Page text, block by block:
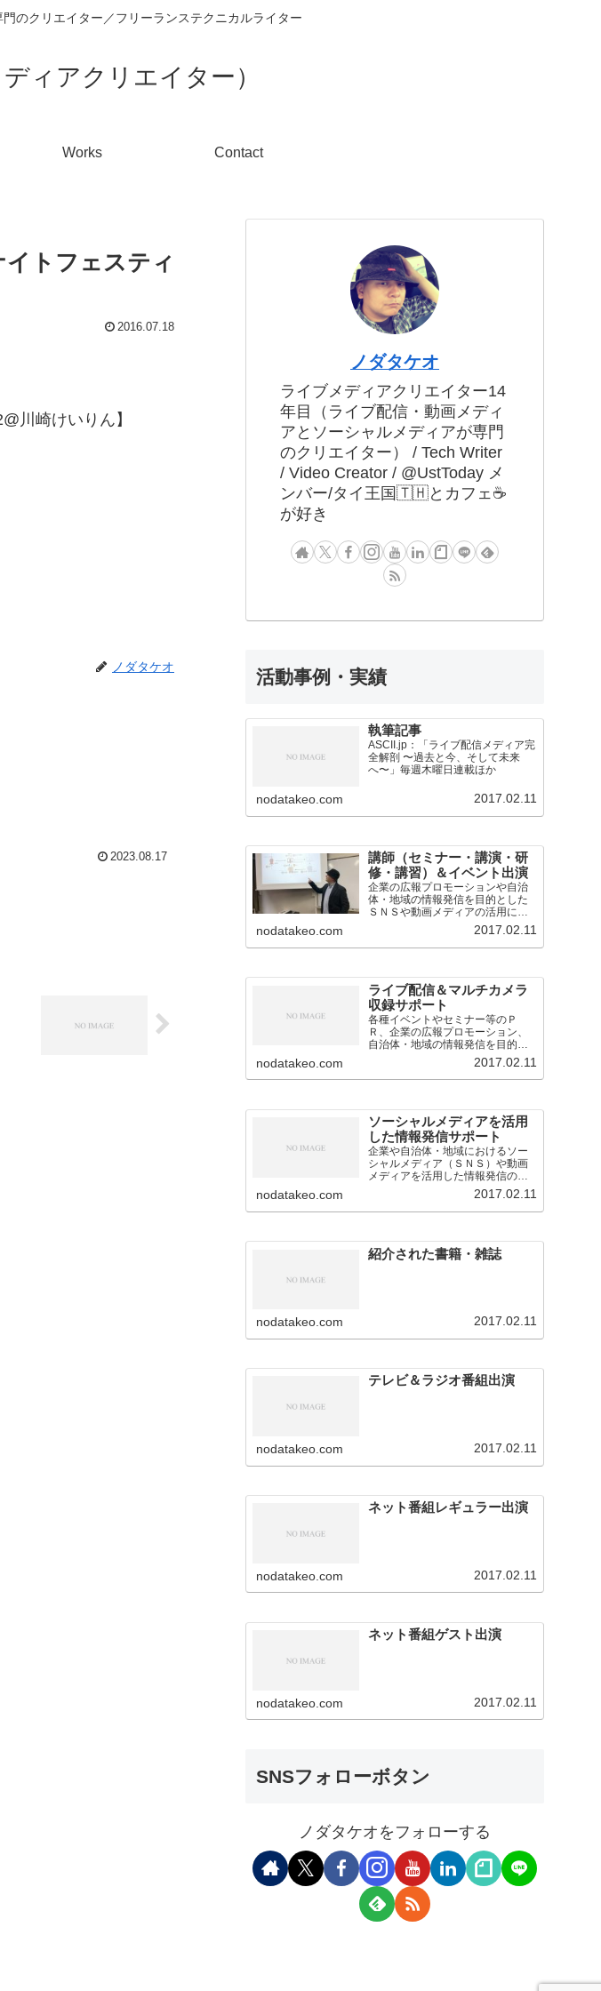
のクリエイター／フリーランステクニカルライター
ィアクリエイター）
Works Contact
トフェスティ
2016.07.18
川崎けいりん】
ノダタケオ
2023.08.17
ノダタケオ
ライブメディアクリエイター14
年目（ライブ配信・動画メディ
アとソーシャルメディアが専門
のクリエイター） / Tech Writer
/ Video Creator / @UstToday メ
ンバー/タイ王国🇹🇭とカフェ☕️
が好き
活動事例・実績
執筆記事
ASCII.jp：「ライブ配信メディア完
全解剖 〜過去と今、そして未来
へ〜」毎週木曜日連載ほか
nodatakeo.com 2017.02.11
講師（セミナー・講演・研
修・講習）＆イベント出演
企業の広報プロモーションや自治
体・地域の情報発信を目的とした
ＳＮＳや動画メディアの活用に関
するセミナー・講演・研修・講習
nodatakeo.com 2017.02.11
ライブ配信＆マルチカメラ
収録サポート
各種イベントやセミナー等のＰ
Ｒ、企業の広報プロモーション、
自治体・地域の情報発信を目的と
したライブ配信・中継の業務を担
当。映像音声の技術的なサポート
のほか、構成企画も対応。
nodatakeo.com 2017.02.11
ソーシャルメディアを活用
した情報発信サポート
企業や自治体・地域におけるソー
シャルメディア（ＳＮＳ）や動画
メディアを活用した情報発信のサ
ポート（アドバイスや運用支援）
nodatakeo.com 2017.02.11
紹介された書籍・雑誌
nodatakeo.com 2017.02.11
テレビ＆ラジオ番組出演
nodatakeo.com 2017.02.11
ネット番組レギュラー出演
nodatakeo.com 2017.02.11
ネット番組ゲスト出演
nodatakeo.com 2017.02.11
SNSフォローボタン
ノダタケオをフォローする